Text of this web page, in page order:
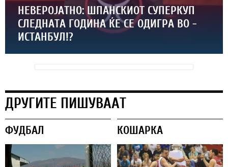
НЕВЕРОЈАТНО: ШПАНСКИОТ СУПЕРКУП
СЛЕДНАТА ГОДИНА ЌЕ СЕ ОДИГРА ВО -
ИСТАНБУЛ!?
ДРУГИТЕ ПИШУВААТ
ФУДБАЛ КОШАРКА